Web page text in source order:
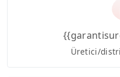
Üretici/